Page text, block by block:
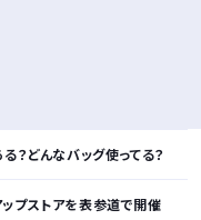
？どんなバッグ使ってる？
プストアを表参道で開催